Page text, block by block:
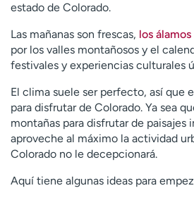
estado de Colorado.
Las mañanas son frescas, los
por los valles montañosos y el
festivales y experiencias culturales
El clima suele ser perfecto, así que
para disfrutar de Colorado. Ya sea
montañas para disfrutar de paisajes
aproveche al máximo la actividad
Colorado no le decepcionará.
Aquí tiene algunas ideas para